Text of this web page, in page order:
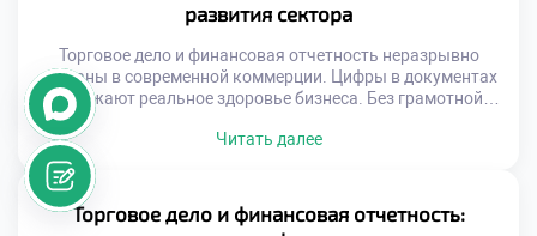
развития сектора
Торговое дело и финансовая отчетность неразрывно
связаны в современной коммерции. Цифры в документах
отражают реальное здоровье бизнеса. Без грамотной
аналитики управление превращается в гадание.
Понимание показателей позволяет принимать
обоснованные решения. Финансовая прозрачность
является основой доверия партнеров. Экономическая
эффективность торговли измеряется строгими
метриками. Прибыль на бумаге не всегда означает
Читать далее
Торговое дело и финансовая отчетность: